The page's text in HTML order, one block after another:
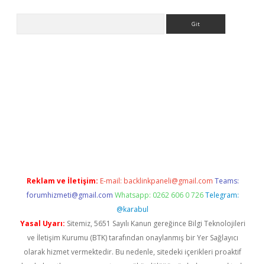
Reklam ve İletişim: E-mail: backlinkpaneli@gmail.com Teams:
forumhizmeti@gmail.com Whatsapp: 0262 606 0 726 Telegram:
@karabul
Yasal Uyarı: Sitemiz, 5651 Sayılı Kanun gereğince Bilgi Teknolojileri
ve İletişim Kurumu (BTK) tarafından onaylanmış bir Yer Sağlayıcı
olarak hizmet vermektedir. Bu nedenle, sitedeki içerikleri proaktif